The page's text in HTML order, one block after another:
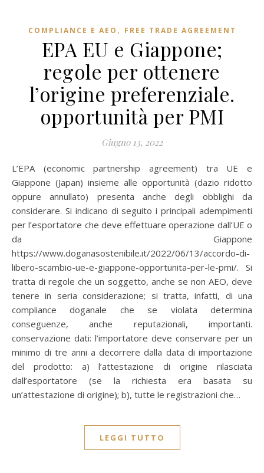
COMPLIANCE E AEO , FREE TRADE AGREEMENT
EPA EU e Giappone;
regole per ottenere
l’origine preferenziale.
opportunità per PMI
Giugno 13, 2022
L’EPA (economic partnership agreement) tra UE e
Giappone (Japan) insieme alle opportunità (dazio ridotto
oppure annullato) presenta anche degli obblighi da
considerare. Si indicano di seguito i principali adempimenti
per l’esportatore che deve effettuare operazione dall’UE o
da Giappone
https://www.doganasostenibile.it/2022/06/13/accordo-di-
libero-scambio-ue-e-giappone-opportunita-per-le-pmi/. Si
tratta di regole che un soggetto, anche se non AEO, deve
tenere in seria considerazione; si tratta, infatti, di una
compliance doganale che se violata determina
conseguenze, anche reputazionali, importanti.
conservazione dati: l’importatore deve conservare per un
minimo di tre anni a decorrere dalla data di importazione
del prodotto: a) l’attestazione di origine rilasciata
dall’esportatore (se la richiesta era basata su
un’attestazione di origine); b), tutte le registrazioni che…
LEGGI TUTTO